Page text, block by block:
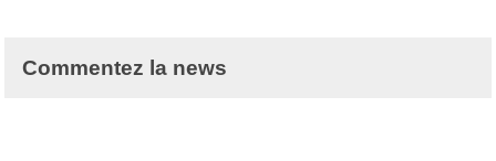
Commentez la news